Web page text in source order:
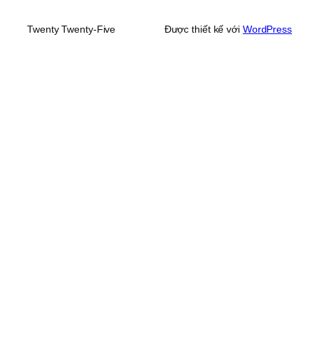
Twenty Twenty-Five Được thiết kế với WordPress